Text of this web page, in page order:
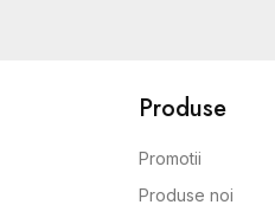
Produse
Promotii
Produse noi